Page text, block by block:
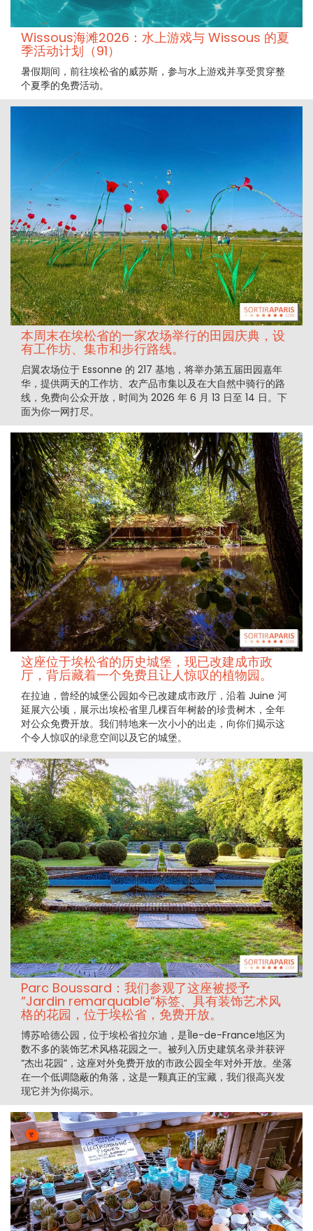
Wissous海滩2026：水上游戏与 Wissous 的夏
季活动计划（91）
暑假期间，前往埃松省的威苏斯，参与水上游戏并享受贯穿整
个夏季的免费活动。
本周末在埃松省的一家农场举行的田园庆典，设
有工作坊、集市和步行路线。
启翼农场位于 Essonne 的 217 基地，将举办第五届田园嘉年
华，提供两天的工作坊、农产品市集以及在大自然中骑行的路
线，免费向公众开放，时间为 2026 年 6 月 13 日至 14 日。下
面为你一网打尽。
这座位于埃松省的历史城堡，现已改建成市政
厅，背后藏着一个免费且让人惊叹的植物园。
在拉迪，曾经的城堡公园如今已改建成市政厅，沿着 Juine 河
延展六公顷，展示出埃松省里几棵百年树龄的珍贵树木，全年
对公众免费开放。我们特地来一次小小的出走，向你们揭示这
个令人惊叹的绿意空间以及它的城堡。
Parc Boussard：我们参观了这座被授予
“Jardin remarquable”标签、具有装饰艺术风
格的花园，位于埃松省，免费开放。
博苏哈德公园，位于埃松省拉尔迪，是Île-de-France地区为
数不多的装饰艺术风格花园之一。被列入历史建筑名录并获评
“杰出花园”，这座对外免费开放的市政公园全年对外开放。坐落
在一个低调隐蔽的角落，这是一颗真正的宝藏，我们很高兴发
现它并为你揭示。